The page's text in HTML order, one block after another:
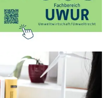
Klimaschutzrecht (IREK)
Pfalz